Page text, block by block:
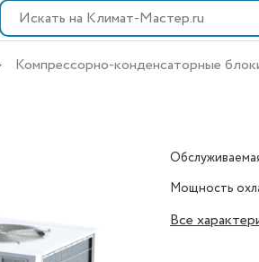
Компрессорно-конденсаторные
Мощность
Все